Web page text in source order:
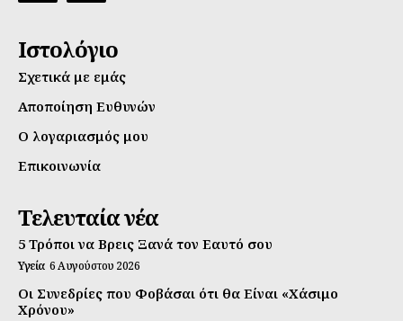
Ιστολόγιο
Σχετικά με εμάς
Αποποίηση Ευθυνών
Ο λογαριασμός μου
Επικοινωνία
Τελευταία νέα
5 Τρόποι να Βρεις Ξανά τον Εαυτό σου
Υγεία 6 Αυγούστου 2026
Οι Συνεδρίες που Φοβάσαι ότι θα Είναι «Χάσιμο
Χρόνου»